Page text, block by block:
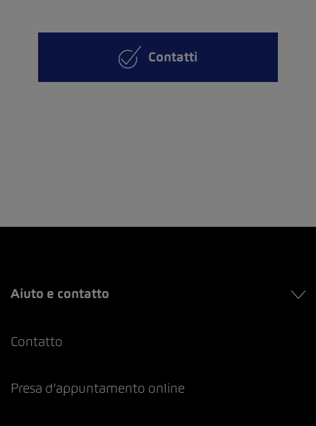
Contatti
Aiuto e contatto
Contatto
Presa d’appuntamento online